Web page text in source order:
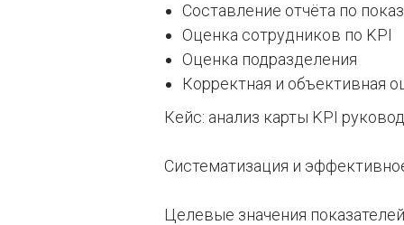
Составление отчёта по
Оценка сотрудников по KPI
Оценка подразделения
Корректная и объективная
Кейс: анализ карты KPI
Систематизация и
Целевые значения